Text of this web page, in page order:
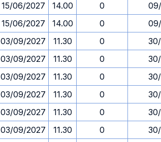
15/06/2027 14.00 0
15/06/2027 14.00 0
03/09/2027 11.30 0
03/09/2027 11.30 0
03/09/2027 11.30 0
03/09/2027 11.30 0
03/09/2027 11.30 0
03/09/2027 11.30 0